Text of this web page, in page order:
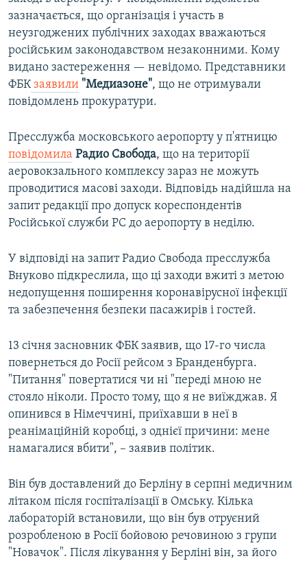
зазначається, що організація і участь в
неузгоджених публічних заходах вважаються
російським законодавством незаконними. Кому
видано застереження — невідомо. Представники
ФБКзаявили "Медиазоне", що не отримували
повідомлень прокуратури.
Пресслужба московського аеропорту у п'ятницю
повідомила Радио Свобода, що на території
аеровокзального комплексу зараз не можуть
проводитися масові заходи. Відповідь надійшла на
запит редакції про допуск кореспондентів
Російської служби РС до аеропорту в неділю.
У відповіді на запит Радио Свобода пресслужба
Внуково підкреслила, що ці заходи вжиті з метою
недопущення поширення коронавірусної інфекції
та забезпечення безпеки пасажирів і гостей.
13 січня засновник ФБК заявив, що 17-го числа
повернеться до Росії рейсом з Бранденбурга.
"Питання" повертатися чи ні "переді мною не
стояло ніколи. Просто тому, що я не виїжджав. Я
опинився в Німеччині, приїхавши в неї в
реанімаційній коробці, з однієї причини: мене
намагалися вбити", – заявив політик.
Він був доставлений до Берліну в серпні медичним
літаком після госпіталізації в Омську. Кілька
лабораторій встановили, що він був отруєний
розробленою в Росії бойовою речовиною з групи
"Новачок". Після лікування у Берліні він, за його